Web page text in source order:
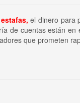
el dinero para
de cuentas están
que prometen